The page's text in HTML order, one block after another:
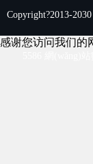
代理商
Copyright?2013-
感谢您访问我们的